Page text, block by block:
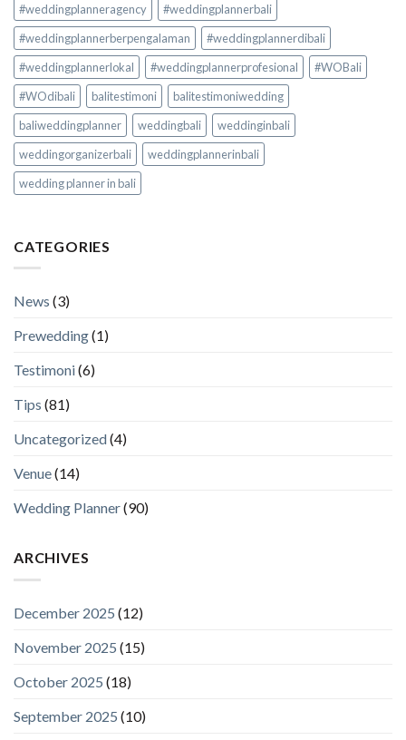
#weddingplanneragency
#weddingplannerbali
#weddingplannerberpengalaman
#weddingplannerdibali
#weddingplannerlokal
#weddingplannerprofesional
#WOBali
#WOdibali
balitestimoni
balitestimoniwedding
baliweddingplanner
weddingbali
weddinginbali
weddingorganizerbali
weddingplannerinbali
wedding planner in bali
CATEGORIES
News (3)
Prewedding(1)
Testimoni(6)
Tips (81)
Uncategorized(4)
Venue(14)
Wedding Planner(90)
ARCHIVES
December 2025 (12)
November 2025 (15)
October 2025 (18)
September 2025 (10)